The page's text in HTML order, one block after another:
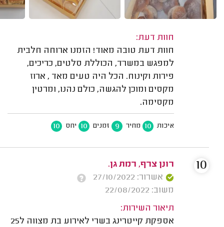
חוות דעת:
חוות דעת טובה מאוד! הזמנו ארוחה חלבית
למפגש במשרד, הכוללת סלטים, כריכים,
פירות וקינוח. הכל היה טעים מאד , ארוז
מקסים ומוכן להגשה, כולם נהנו, ומרטין
מקסימה.
איכות 10 מחיר 9 זמנים 10 יחס 10
רונן צרף, רמת גן.
אשרור: 27/10/2022
משוב: 22/08/2022
תיאור השירות:
אספקת קייטרינג בשרי לאירוע בת מצווה ל25
10